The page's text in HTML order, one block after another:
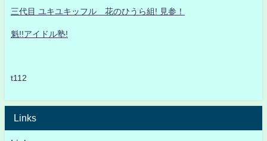
三代目 ユキユキッフル 花のひうら組! 見参！
魁!!アイドル塾!
t112
Links